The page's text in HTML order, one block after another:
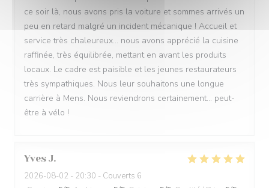
ce soir là, nous avons pris la voiture et sommes arrivés un
peu en retard malgré un incident mécanique ! Accueil et
service très chaleureux... nous avons apprécié la cuisine
raffinée, très équilibrée, mettant en avant les produits
locaux. Le cadre est paisible et les jeunes restaurateurs
très sympathiques. Nous leur souhaitons une longue
carrière à Mens. Nous reviendrons certainement... peut-
être à vélo !
Yves J
2026-08-02 - 20:30 - Couverts 6